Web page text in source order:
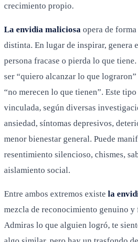
crecimiento propio.
La envidia maliciosa opera de
distinta. En lugar de inspirar, genera
persona fracase o pierda lo que
ser “quiero alcanzar lo que
“no merecen lo que tienen”. Este
vinculada, según diversas
ansiedad, síntomas depresivos,
menor bienestar general. Puede
resentimiento silencioso, chismes,
aislamiento social.
Entre ambos extremos existe la
mezcla de reconocimiento genuino
Admiras lo que alguien logró, te